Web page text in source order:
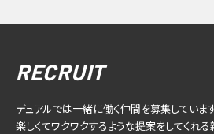
RECRUIT
デュアルでは一緒に働く仲間を募集しています
楽しくてワクワクするような提案をしてくれ